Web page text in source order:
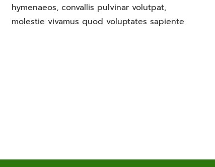
hymenaeos, convallis pulvinar volutpat,
molestie vivamus quod voluptates sapiente